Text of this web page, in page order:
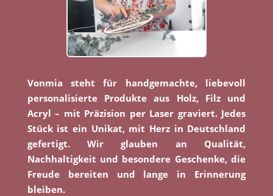
Vonmia steht für handgemachte, liebevoll
personalisierte Produkte aus Holz, Filz und
Acryl – mit Präzision per Laser graviert. Jedes
Stück ist ein Unikat, mit Herz in Deutschland
gefertigt. Wir glauben an Qualität,
Nachhaltigkeit und besondere Geschenke, die
Freude bereiten und lange in Erinnerung
bleiben.